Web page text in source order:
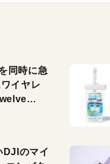
同時に急
イヤレ
」が
DJIのマイ